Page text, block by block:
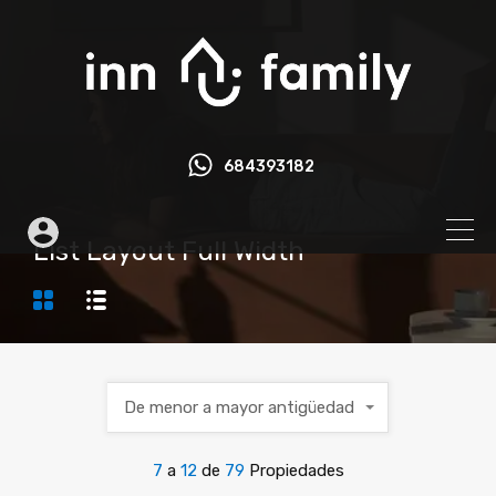
684393182
List Layout Full Width
7 a 12 de 79 Propiedades
De menor a mayor antigüedad